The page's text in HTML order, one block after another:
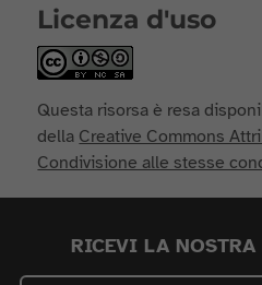
Licenza d'uso
Questa risorsa è resa
della Creative Commons
Condivisione alle stesse
RICEVI LA NOSTRA